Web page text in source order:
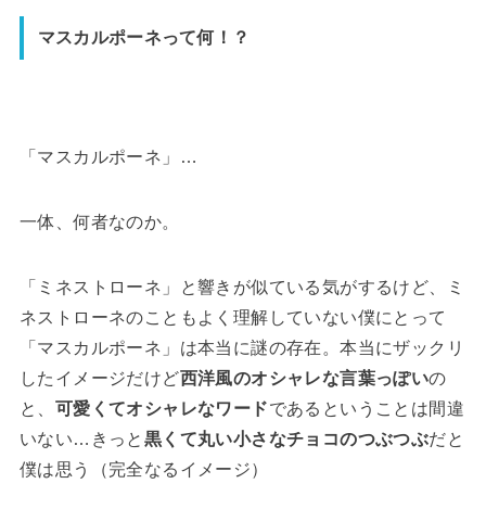
マスカルポーネって何！？
「マスカルポーネ」…
一体、何者なのか。
「ミネストローネ」と響きが似ている気がするけど、ミ
ネストローネのこともよく理解していない僕にとって
「マスカルポーネ」は本当に謎の存在。本当にザックリ
したイメージだけど西洋風のオシャレな言葉っぽいの
と、 可愛くてオシャレなワードであるということは間違
いない…きっと 黒くて丸い小さなチョコのつぶつぶだと
僕は思う（完全なるイメージ）